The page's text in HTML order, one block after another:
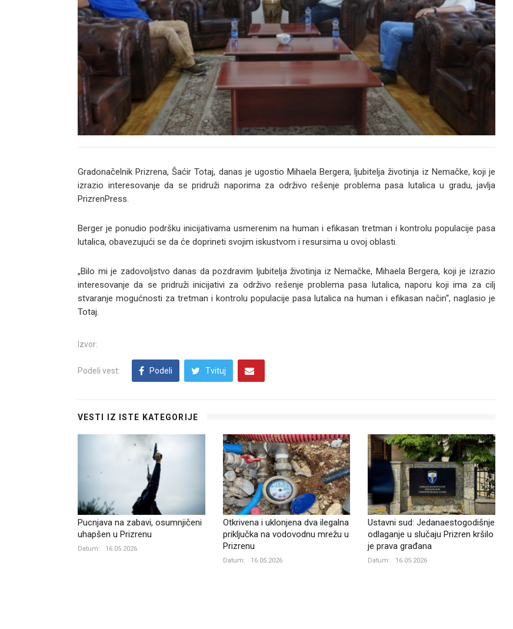
Gradonačelnik Prizrena, Šaćir Totaj, danas je ugostio Mihaela Bergera, ljubitelja životinja iz Nemačke, koji je
izrazio interesovanje da se pridruži naporima za održivo rešenje problema pasa lutalica u gradu, javlja
PrizrenPress.
Berger je ponudio podršku inicijativama usmerenim na human i efikasan tretman i kontrolu populacije pasa
lutalica, obavezujući se da će doprineti svojim iskustvom i resursima u ovoj oblasti.
„Bilo mi je zadovoljstvo danas da pozdravim ljubitelja životinja iz Nemačke, Mihaela Bergera, koji je izrazio
interesovanje da se pridruži inicijativi za održivo rešenje problema pasa lutalica, naporu koji ima za cilj
stvaranje mogućnosti za tretman i kontrolu populacije pasa lutalica na human i efikasan način“, naglasio je
Totaj.
Izvor:
Podeli vest: Podeli Tvituj
VESTI IZ ISTE KATEGORIJE
Pucnjava na zabavi, osumnjičeni
uhapšen u Prizrenu
Datum: 16.05.2026
Otkrivena i uklonjena dva ilegalna
priključka na vodovodnu mrežu u
Prizrenu
Datum: 16.05.2026
Ustavni sud: Jedanaestogodišnje
odlaganje u slučaju Prizren kršilo
je prava građana
Datum: 16.05.2026